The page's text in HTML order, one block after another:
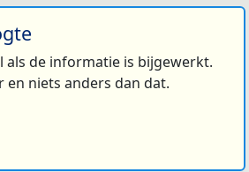
als de informatie is bijgewerkt.
en niets anders dan dat.